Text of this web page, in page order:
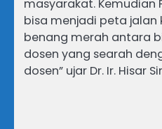
masyarakat. Kemudian
bisa menjadi peta jalan
benang merah antara
dosen yang searah
dosen” ujar Dr. Ir. Hisar